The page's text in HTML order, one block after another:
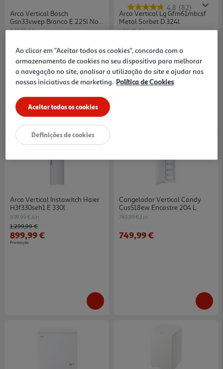
Arca Vertical Bosch
Gsn33vwep Branco E 225l No
Frost
849.99 €/un
849,99 €
4.8 (82)
Arca Vertical Lg Gfm61mbcsf
Metal Sorbet D 324l
1399.99 €/un
1.399,99 €
ATÉ 500€ CASHBACK
-31%
Arca Vertical Instawitch Haier
H3f330seh1 E 330l
899.99 €/un
Price reduced from
1.299,99 €to
899,99 €
Promoção
Congelador Vertical Candy
Cus518ew Encastre 204 L
749.99 €/un
749,99 €
Ao clicar em "Aceitar todos os cookies", concorda com o
armazenamento de cookies no seu dispositivo para melhorar
a navegação no site, analisar a utilização do site e ajudar nas
nossas iniciativas de marketing. Política de Cookies
Aceitar todos os cookies
Definições de cookies